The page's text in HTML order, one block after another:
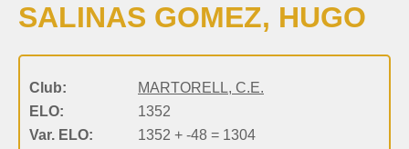
SALINAS GOMEZ, HUGO
Club:
MARTORELL, C.E.
ELO:
1352
Var. ELO:
1352 + -48 = 1304